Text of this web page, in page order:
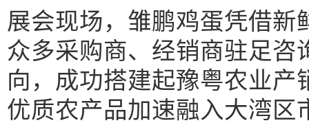
展会现场，雏鹏鸡蛋凭借新
众多采购商、经销商驻足咨
向，成功搭建起豫粤农业产
优质农产品加速融入大湾区